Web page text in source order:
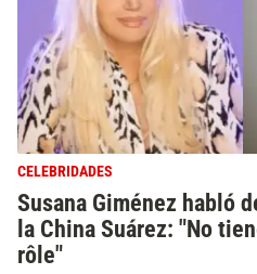
CELEBRIDADES
Susana Giménez habló
la China Suárez: "No
rôle"